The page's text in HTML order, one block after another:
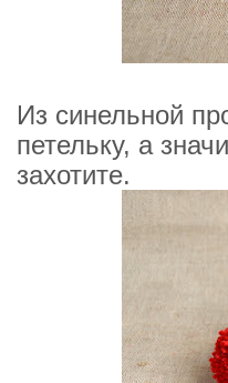
Из синельной
петельку, а
захотите.